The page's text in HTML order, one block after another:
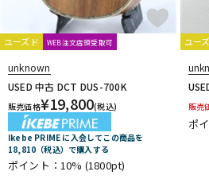
ユーズド WEB注文店頭受取可
unknown
USED 中古 DCT DUS-700K
販売価格¥19,800(税込)
Ikebe PRIME に入会してこの商品を
18,810（税込）で購入する
ポイント：10% (1800pt)
ユー
販売
ポ